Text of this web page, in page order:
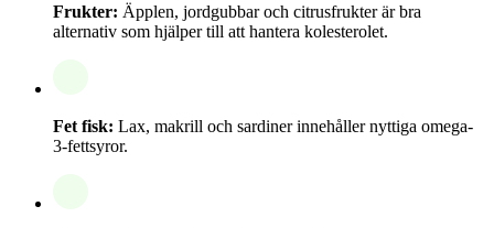
Frukter: Äpplen, jordgubbar och citrusfrukter är bra
alternativ som hjälper till att hantera kolesterolet.
Fet fisk: Lax, makrill och sardiner innehåller nyttiga omega-
3-fettsyror.